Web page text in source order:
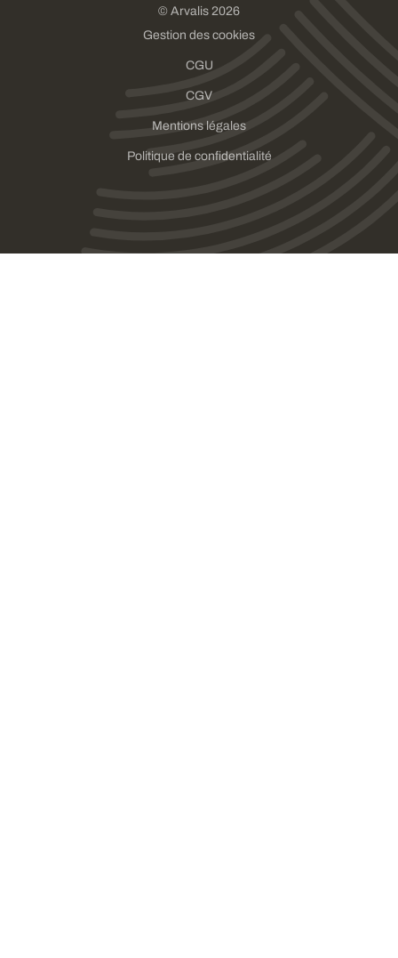
© Arvalis 2026
Gestion des cookies
CGU
CGV
Mentions légales
Politique de confidentialité